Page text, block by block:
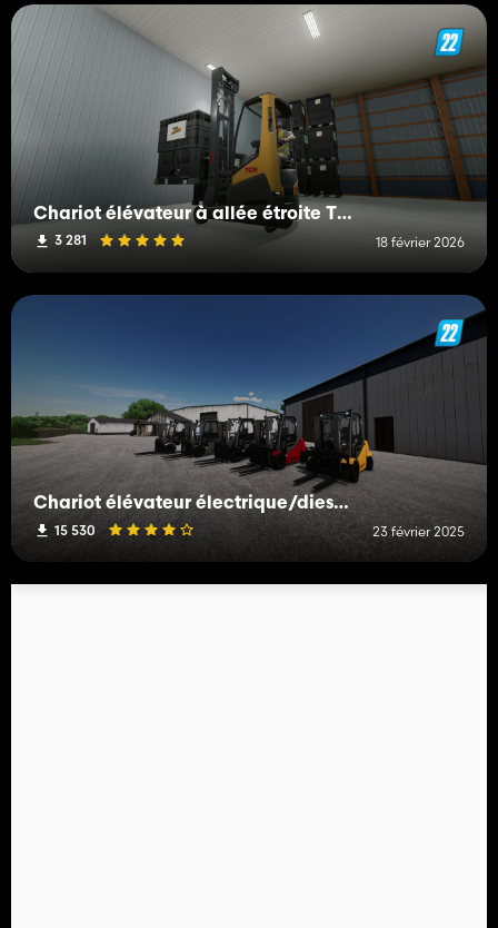
Chariot élévateur à allée étroite TCM RTL140
3 281 18 février 2026
Chariot élévateur électrique/diesel Jungheinrich
15 530 23 février 2025